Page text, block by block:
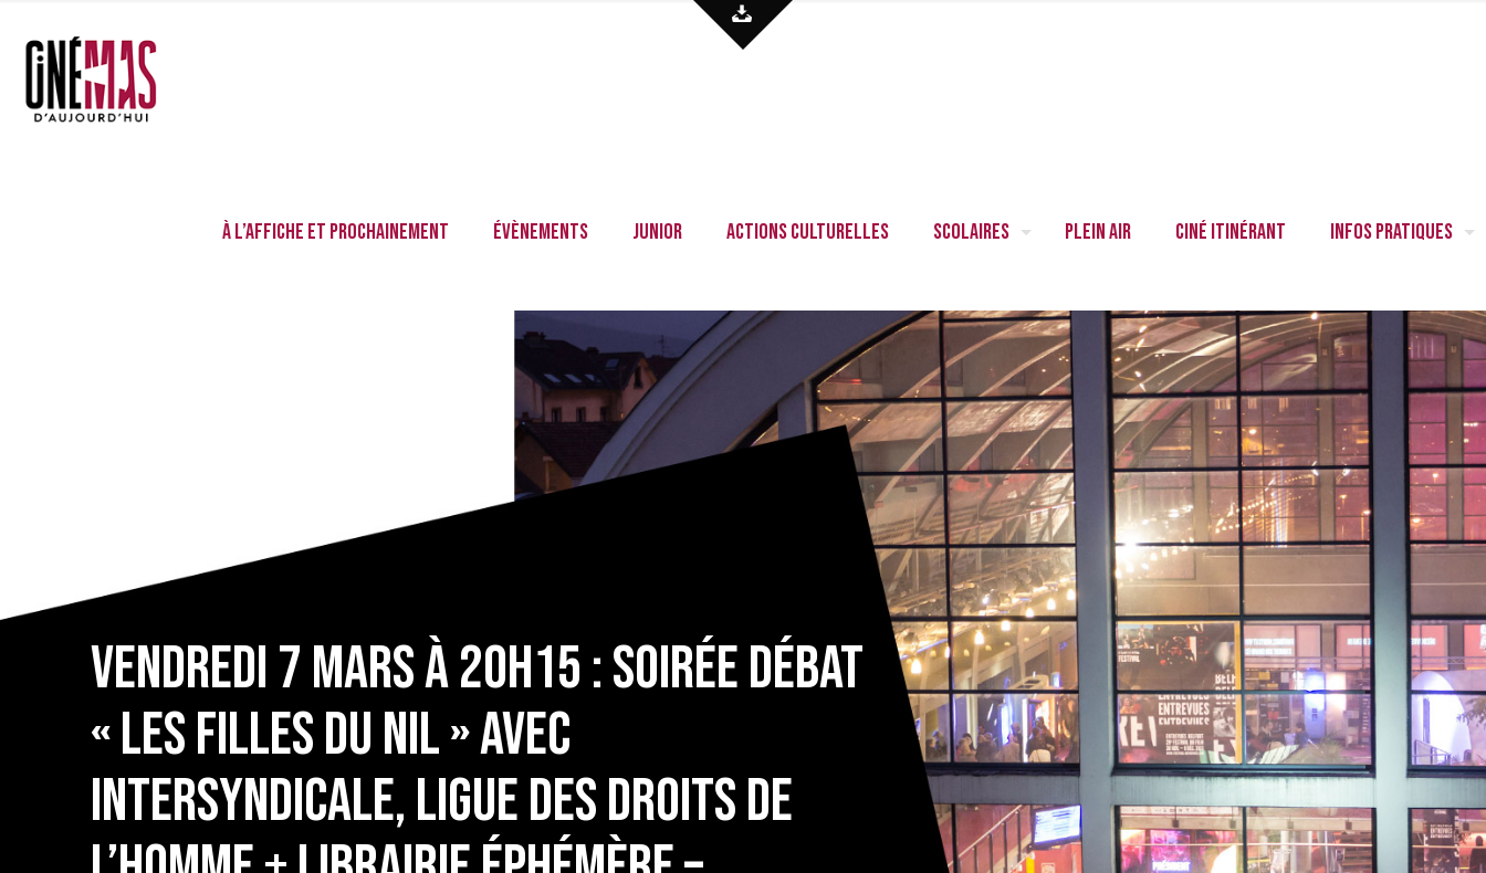
À l’affiche et prochainement Évènements Junior Actions culturelles Scolaires Plein air Ciné itinérant Infos pratiques
Vendredi 7 mars à 20h15 : soirée débat
« Les filles du Nil » avec
intersyndicale, Ligue des droits de